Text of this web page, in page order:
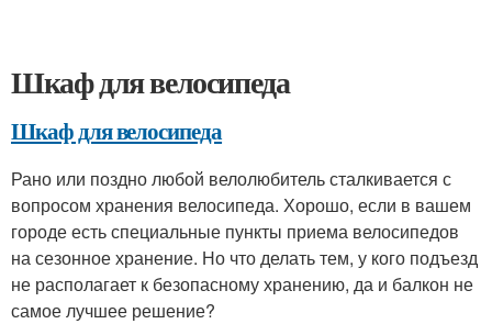
Шкаф для велосипеда
Шкаф для велосипеда
Рано или поздно любой велолюбитель сталкивается с
вопросом хранения велосипеда. Хорошо, если в вашем
городе есть специальные пункты приема велосипедов
на сезонное хранение. Но что делать тем, у кого подъезд
не располагает к безопасному хранению, да и балкон не
самое лучшее решение?